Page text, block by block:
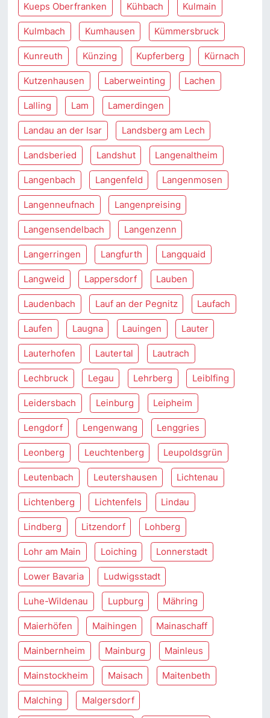
Kueps Oberfranken Kühbach Kulmain
Kulmbach Kumhausen Kümmersbruck
Kunreuth Künzing Kupferberg Kürnach
Kutzenhausen Laberweinting Lachen
Lalling Lam Lamerdingen
Landau an der Isar Landsberg am Lech
Landsberied Landshut Langenaltheim
Langenbach Langenfeld Langenmosen
Langenneufnach Langenpreising
Langensendelbach Langenzenn
Langerringen Langfurth Langquaid
Langweid Lappersdorf Lauben
Laudenbach Lauf an der Pegnitz Laufach
Laufen Laugna Lauingen Lauter
Lauterhofen Lautertal Lautrach
Lechbruck Legau Lehrberg Leiblfing
Leidersbach Leinburg Leipheim
Lengdorf Lengenwang Lenggries
Leonberg Leuchtenberg Leupoldsgrün
Leutenbach Leutershausen Lichtenau
Lichtenberg Lichtenfels Lindau
Lindberg Litzendorf Lohberg
Lohr am Main Loiching Lonnerstadt
Lower Bavaria Ludwigsstadt
Luhe-Wildenau Lupburg Mähring
Maierhöfen Maihingen Mainaschaff
Mainbernheim Mainburg Mainleus
Mainstockheim Maisach Maitenbeth
Malching Malgersdorf